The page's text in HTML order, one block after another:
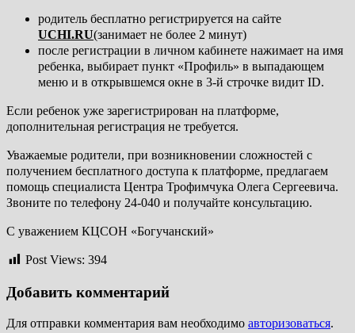
родитель бесплатно регистрируется на сайте
UCHI.RU(занимает не более 2 минут)
после регистрации в личном кабинете нажимает на имя
ребенка, выбирает пункт «Профиль» в выпадающем
меню и в открывшемся окне в 3-й строчке видит ID.
Если ребенок уже зарегистрирован на платформе,
дополнительная регистрация не требуется.
Уважаемые родители, при возникновении сложностей с
получением бесплатного доступа к платформе, предлагаем
помощь специалиста Центра Трофимчука Олега Сергеевича.
Звоните по телефону 24-040 и получайте консультацию.
С уважением КЦСОН «Богучанский»
Post Views: 394
Добавить комментарий
Для отправки комментария вам необходимо авторизоваться.